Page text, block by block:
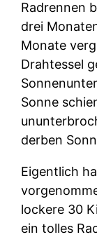
Radrennen
drei
Monate
Drahtessel
Sonne
derben
Eigentlich
lockere 30
ein tolles